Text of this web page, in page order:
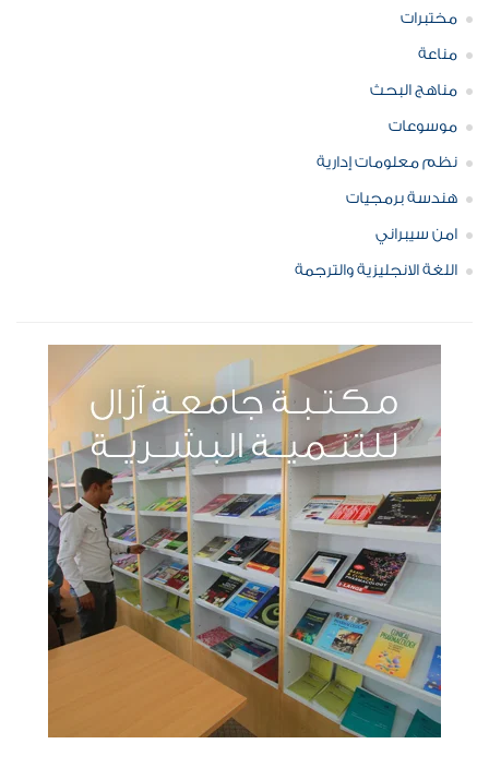
مختبرات
مناعة
مناهج البحث
موسوعات
نظم معلومات إدارية
هندسة برمجيات
امن سيبراني
اللغة الانجليزية والترجمة